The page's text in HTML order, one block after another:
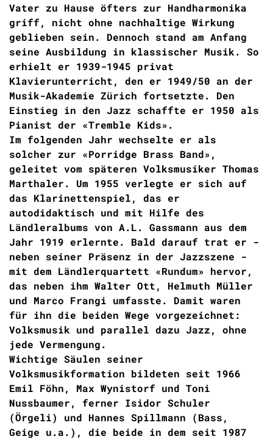
Vater zu Hause öfters zur Handharmonika
griff, nicht ohne nachhaltige Wirkung
geblieben sein. Dennoch stand am Anfang
seine Ausbildung in klassischer Musik. So
erhielt er 1939-1945 privat
Klavierunterricht, den er 1949/50 an der
Musik-Akademie Zürich fortsetzte. Den
Einstieg in den Jazz schaffte er 1950 als
Pianist der «Tremble Kids».
Im folgenden Jahr wechselte er als
solcher zur «Porridge Brass Band»,
geleitet vom späteren Volksmusiker Thomas
Marthaler. Um 1955 verlegte er sich auf
das Klarinettenspiel, das er
autodidaktisch und mit Hilfe des
Ländleralbums von A.L. Gassmann aus dem
Jahr 1919 erlernte. Bald darauf trat er -
neben seiner Präsenz in der Jazzszene -
mit dem Ländlerquartett «Rundum» hervor,
das neben ihm Walter Ott, Helmuth Müller
und Marco Frangi umfasste. Damit waren
für ihn die beiden Wege vorgezeichnet:
Volksmusik und parallel dazu Jazz, ohne
jede Vermengung.
Wichtige Säulen seiner
Volksmusikformation bildeten seit 1966
Emil Föhn, Max Wynistorf und Toni
Nussbaumer, ferner Isidor Schuler
(Örgeli) und Hannes Spillmann (Bass,
Geige u.a.), die beide in dem seit 1987